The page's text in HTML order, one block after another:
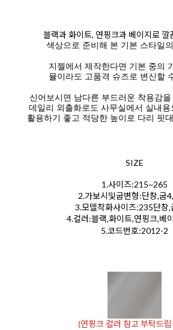
블랙과 화이트, 연핑크과 베이지로 깔
색상으로 준비해 본 기본 스타일
지젤에서 제작한다면 기본 중의
뮬이라도 고품격 슈즈로 변신할
신어보시면 남다른 부드러운 착용감
데일리 외출화로도 사무실에서 실내
활용하기 좋고 적당한 높이로 다리 핏
SIZE
1.사이즈:215~265
2.가보시및굽변형:단창,굽
3.모델착화사이즈:235단창,
4.컬러:블랙,화이트,연핑크,베
5.코드번호:2012-2
(연핑크 컬러 참고 부탁드